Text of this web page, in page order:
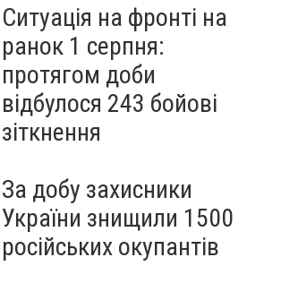
Ситуація на фронті на
ранок 1 серпня:
протягом доби
відбулося 243 бойові
зіткнення
За добу захисники
України знищили 1500
російських окупантів